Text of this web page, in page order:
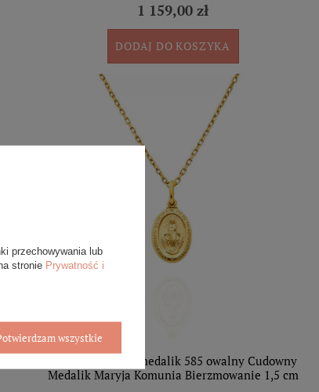
1 159,00 zł
DODAJ DO KOSZYKA
Złota zawieszka medalik 585 owalny Cudowny
Medalik Maryja Komunia Bierzmowanie 1,5 cm
przechowywania lub
stronie Prywatność i
wszystkie